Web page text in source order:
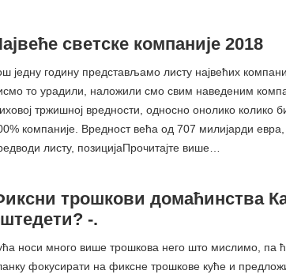
светске компаније 2018
једну годину представљамо листу највећих
то урадили, наложили смо свим наведеним
тржишној вредности, односно онолико колико
компаније. Вредност већа од 707 милијарди
листу, позицијаПрочитајте више…
трошкови домаћинства
-.
носи много више трошкова него што мислимо, па
фокусирати на фиксне трошкове куће и